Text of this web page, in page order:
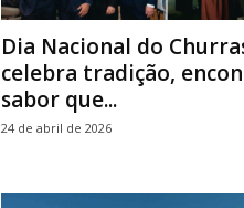
Dia Nacional do
celebra tradição,
sabor que...
24 de abril de 2026